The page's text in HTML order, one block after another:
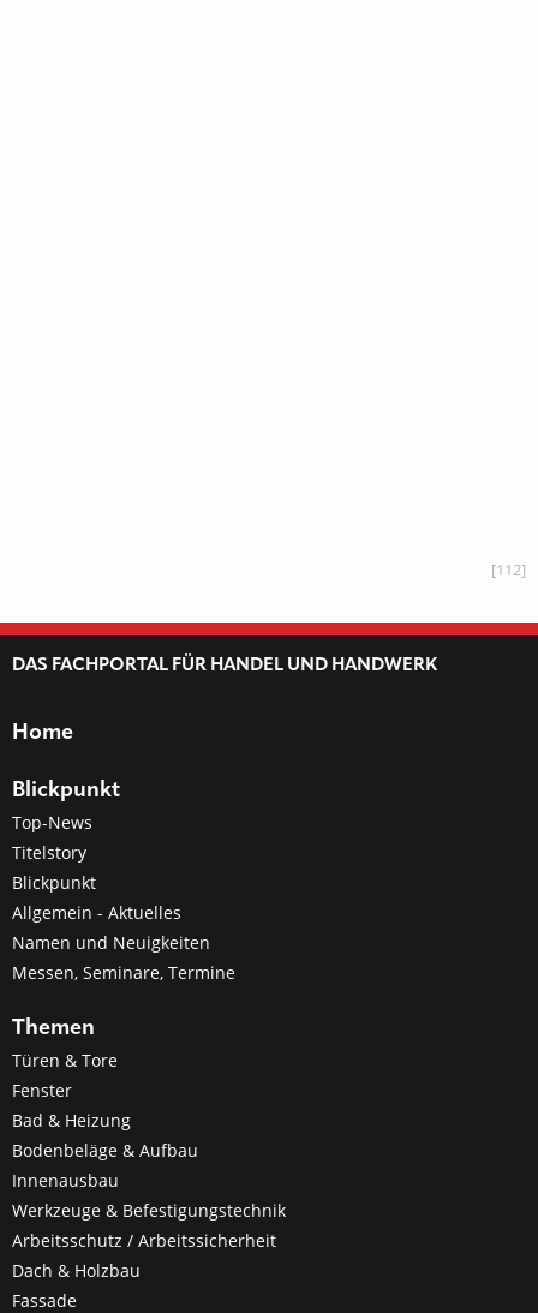
[112]
DAS FACHPORTAL FÜR HANDEL UND HANDWERK
Home
Blickpunkt
Top-News
Titelstory
Blickpunkt
Allgemein - Aktuelles
Namen und Neuigkeiten
Messen, Seminare, Termine
Themen
Türen & Tore
Fenster
Bad & Heizung
Bodenbeläge & Aufbau
Innenausbau
Werkzeuge & Befestigungstechnik
Arbeitsschutz / Arbeitssicherheit
Dach & Holzbau
Fassade